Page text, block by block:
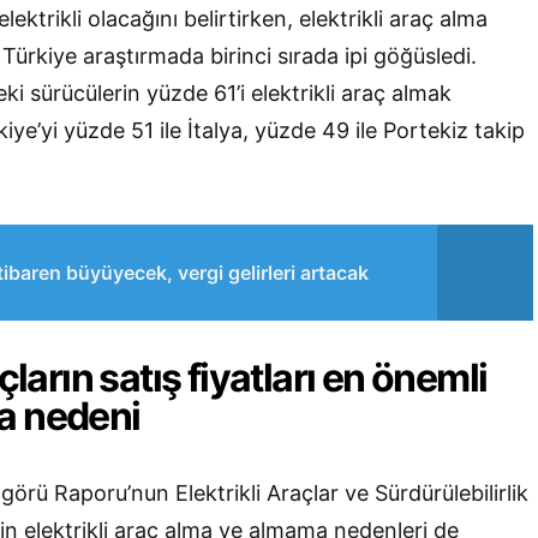
olacağını belirtirken, elektrikli araç alma
Türkiye araştırmada birinci sırada ipi göğüsledi.
sürücülerin yüzde 61’i elektrikli araç almak
yüzde 51 ile İtalya, yüzde 49 ile Portekiz takip
büyüyecek, vergi gelirleri artacak
satış fiyatları en önemli
nedeni
Raporu’nun Elektrikli Araçlar ve Sürdürülebilirlik
elektrikli araç alma ve almama nedenleri de